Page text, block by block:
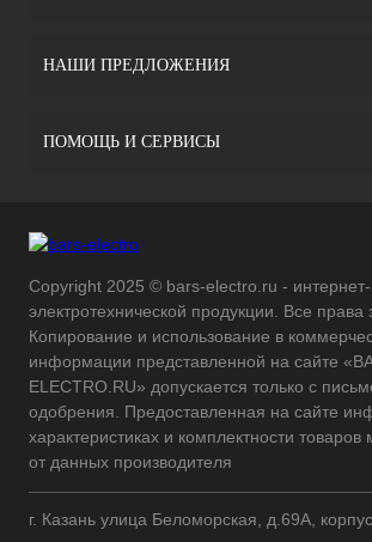
НАШИ ПРЕДЛОЖЕНИЯ
ПОМОЩЬ И СЕРВИСЫ
Copyright 2025 © bars-electro.ru - интернет-
электротехнической продукции. Все
Копирование и использование в
информации представленной на сайте
ELECTRO.RU» допускается только с
одобрения. Предоставленная на сайте
характеристиках и комплектности товаров
от данных производителя
г. Казань улица Беломорская, д.69А,